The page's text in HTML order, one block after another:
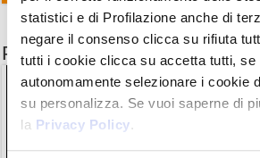
statistici e di Profilazione anche di
negare il consenso clicca su rifiuta
tutti i cookie clicca su accetta tutti, se
autonomamente selezionare i cookie
su personalizza. Se vuoi saperne di
la Privacy Policy.
Potrebbe interessarti anche